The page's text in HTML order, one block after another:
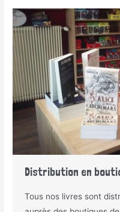
Distribution en
Tous nos livres sont